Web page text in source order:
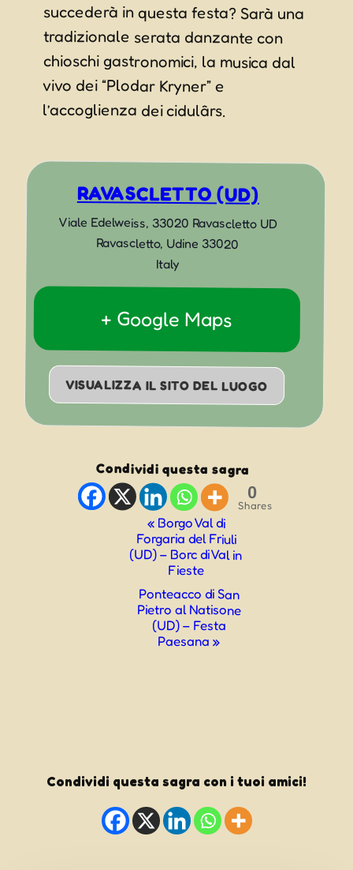
l’accoglienza dei cidulârs.
RAVASCLETTO (UD)
Viale Edelweiss, 33020 Ravascletto UD
Ravascletto, Udine 33020
Italy
+ Google Maps
VISUALIZZA IL SITO DEL LUOGO
Condividi questa sagra
0
Shares
Navigazione
«Borgo Val di
Forgaria del Friuli
(UD) – Borc di Val in
Fieste
Ponteacco di San
Pietro al Natisone
(UD) – Festa
Paesana»
Condividi questa sagra con i tuoi amici!